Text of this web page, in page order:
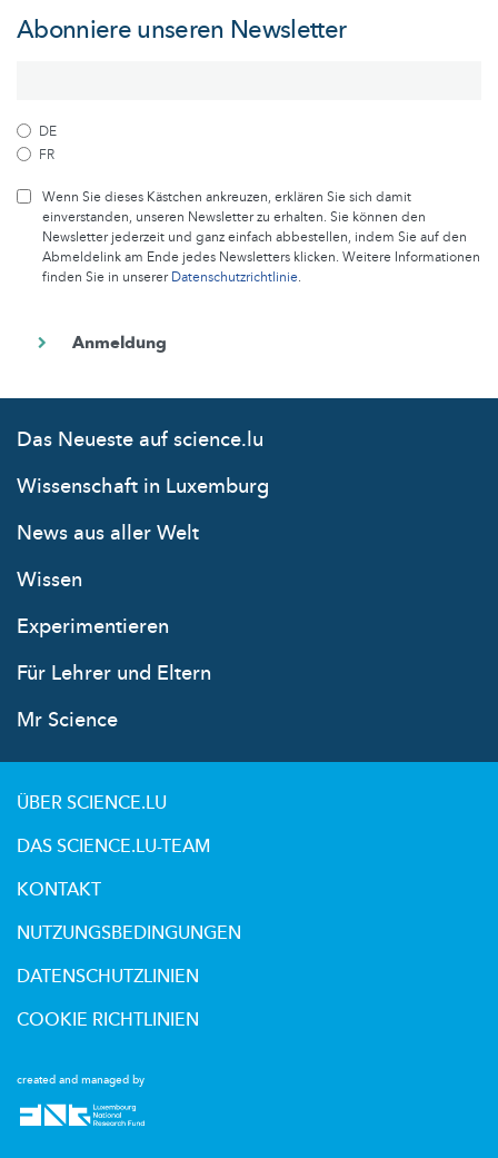
Abonniere unseren Newsletter
DE
FR
Wenn Sie dieses Kästchen ankreuzen, erklären Sie sich damit
einverstanden, unseren Newsletter zu erhalten. Sie können den
Newsletter jederzeit und ganz einfach abbestellen, indem Sie auf den
Abmeldelink am Ende jedes Newsletters klicken. Weitere Informationen
finden Sie in unsererDatenschutzrichtlinie.
Das Neueste auf science.lu
Wissenschaft in Luxemburg
News aus aller Welt
Wissen
Experimentieren
Für Lehrer und Eltern
Mr Science
created and managed by
ÜBER SCIENCE.LU
DAS SCIENCE.LU-TEAM
KONTAKT
NUTZUNGSBEDINGUNGEN
DATENSCHUTZLINIEN
COOKIE RICHTLINIEN